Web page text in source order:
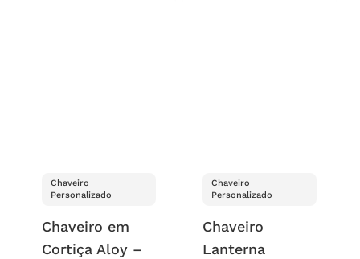
Chaveiro
Personalizado
Chaveiro em
Cortiça Aloy –
Chaveiro
Personalizado
Chaveiro
Lanterna